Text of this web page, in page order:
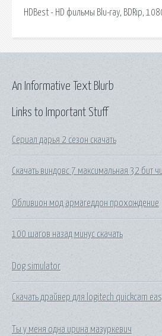
HDBest - HD фильмы Blu-ray, BDRip,
Links to Important Stuff
Сериал дарья 2 сезон скачать
Скачать виндовс 7 максимальная 32 бит
Обливион мод армагеддон прохождение
100 шагов назад минус скачать
Dog simulator
Скачать драйвер для logitech quickcam
Ты у меня одна ирина мазуркевич
An Informative Text Blurb